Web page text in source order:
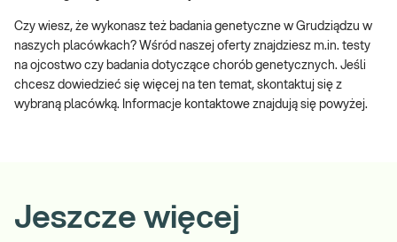
Czy wiesz, że wykonasz też badania genetyczne w Grudziądzu w
naszych placówkach? Wśród naszej oferty znajdziesz m.in. testy
na ojcostwo czy badania dotyczące chorób genetycznych. Jeśli
chcesz dowiedzieć się więcej na ten temat, skontaktuj się z
wybraną placówką. Informacje kontaktowe znajdują się powyżej.
Jeszcze więcej